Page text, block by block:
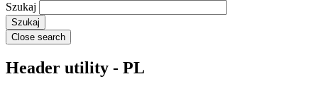
Szukaj
Close search
Header utility - PL